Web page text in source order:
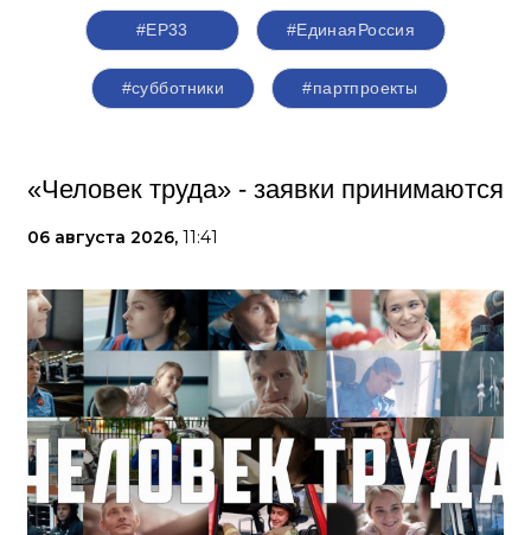
#ЕР33 #‎ЕдинаяРоссия
#субботники #партпроекты
«Человек труда» - заявки принимаются
06 августа 2026, 11:41